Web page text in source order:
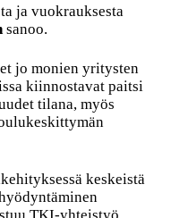
ja vuokrauksesta
sanoo.
jo monien yritysten
kiinnostavat paitsi
tilana, myös
keskeistä